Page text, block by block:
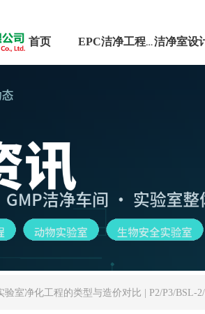
首页 EPC洁净工程服务
验室净化工程的类型与造价对比 | P2/P3/BSL-